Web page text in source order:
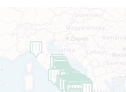
di Altamura
VITTORIO VENETO 79/81 A - Altamura
di Andretta
VITTORIO VENETO 8 - Andretta
di Andria 1 - Crispi
CRISPI 50/A - Andria